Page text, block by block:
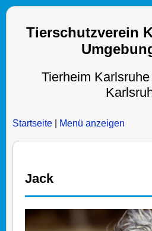
Tierschutzverein
Tierheim
Startseite Menü anzeigen
Jack